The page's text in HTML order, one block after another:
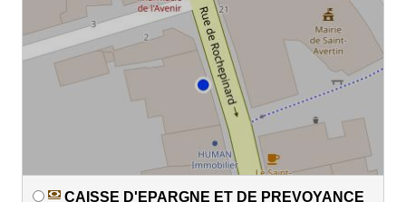
CAISSE D'EPARGNE ET DE PREVOYANCE